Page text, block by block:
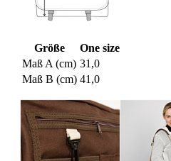
Größe
One size
Maß A (cm) 31,0
Maß B (cm) 41,0